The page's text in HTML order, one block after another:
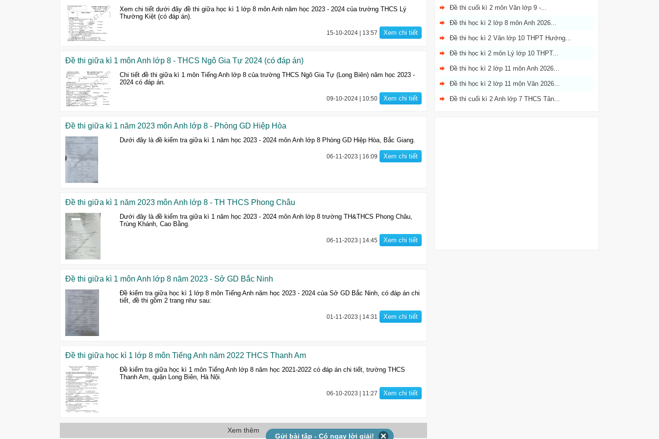
Xem chi tiết dưới đây đề thi giữa học kì 1 lớp 8 môn Anh năm học 2023 - 2024 của trường THCS Lý
Thường Kiệt (có đáp án).
15-10-2024 | 13:57 Xem chi tiết
Đề thi giữa kì 1 môn Anh lớp 8 - THCS Ngô Gia Tự 2024 (có đáp án)
Chi tiết đề thi giữa kì 1 môn Tiếng Anh lớp 8 của trường THCS Ngô Gia Tự (Long Biên) năm học 2023 -
2024 có đáp án.
09-10-2024 | 10:50 Xem chi tiết
Đề thi giữa kì 1 năm 2023 môn Anh lớp 8 - Phòng GD Hiệp Hòa
Dưới đây là đề kiểm tra giữa kì 1 năm học 2023 - 2024 môn Anh lớp 8 Phòng GD Hiệp Hòa, Bắc Giang.
06-11-2023 | 16:09 Xem chi tiết
Đề thi giữa kì 1 năm 2023 môn Anh lớp 8 - TH THCS Phong Châu
Dưới đây là đề kiểm tra giữa kì 1 năm học 2023 - 2024 môn Anh lớp 8 trường TH&THCS Phong Châu,
Trùng Khánh, Cao Bằng.
06-11-2023 | 14:45 Xem chi tiết
Đề thi giữa kì 1 môn Anh lớp 8 năm 2023 - Sở GD Bắc Ninh
Đề kiểm tra giữa học kì 1 lớp 8 môn Tiếng Anh năm học 2023 - 2024 của Sở GD Bắc Ninh, có đáp án chi
tiết, đề thi gồm 2 trang như sau:
01-11-2023 | 14:31 Xem chi tiết
Đề thi giữa học kì 1 lớp 8 môn Tiếng Anh năm 2022 THCS Thanh Am
Đề kiểm tra giữa học kì 1 môn Tiếng Anh lớp 8 năm học 2021-2022 có đáp án chi tiết, trường THCS
Thanh Am, quận Long Biên, Hà Nội.
06-10-2023 | 11:27 Xem chi tiết
Xem thêm
Đề thi cuối kì 2 môn Văn lớp 9 -...
Đề thi học kì 2 lớp 8 môn Anh 2026...
Đề thi học kì 2 Văn lớp 10 THPT Hướng...
Đề thi học kì 2 môn Lý lớp 10 THPT...
Đề thi học kì 2 lớp 11 môn Anh 2026...
Đề thi học kì 2 lớp 11 môn Văn 2026...
Đề thi cuối kì 2 Anh lớp 7 THCS Tân...
Gửi bài tập - Có ngay lời giải!